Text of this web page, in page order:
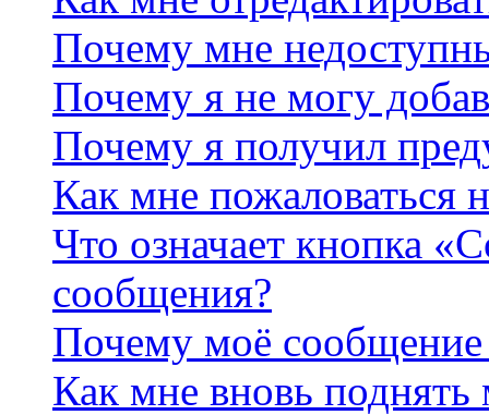
Почему мне
Почему я не могу
Почему я получил
Как мне пожаловаться
Что означает кнопка
сообщения?
Почему моё сообщение
Как мне вновь